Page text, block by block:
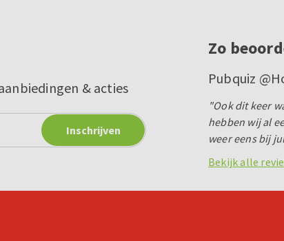
& acties
Zo
Pubquiz
"Ook dit keer
hebben wij al
weer eens bij
Bekijk alle